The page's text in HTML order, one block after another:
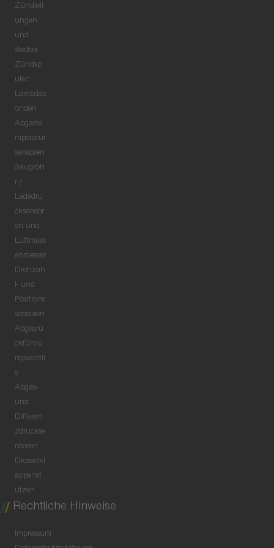
Zündleit
ungen
und -
stecker
Zündsp
ulen
Lambdas
onden
Abgaste
mperatur
sensoren
Saugroh
r-/
Ladedru
cksensor
en und
Luftmass
enmesser
Drehzah
l- und
Positions
sensoren
Abgasrü
ckführu
ngsventil
e
Abgas-
und
Differen
zdruckse
nsoren
Drosselkl
appenst
utzen
Rechtliche Hinweise
Impressum